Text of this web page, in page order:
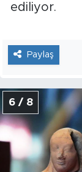
ediliyor.
Paylaş
6 / 8